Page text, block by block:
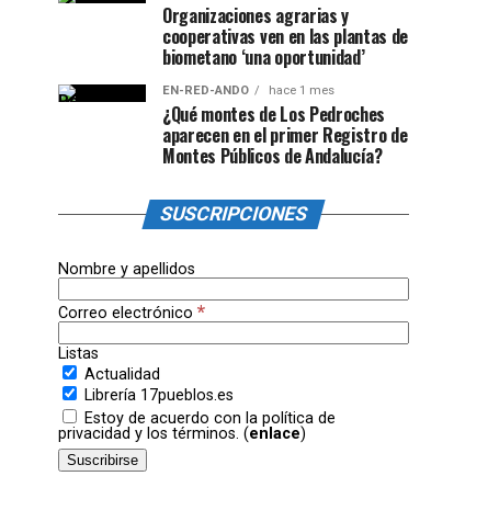
Organizaciones agrarias y
cooperativas ven en las plantas de
biometano ‘una oportunidad’
EN-RED-ANDO hace 1 mes
¿Qué montes de Los Pedroches
aparecen en el primer Registro de
Montes Públicos de Andalucía?
SUSCRIPCIONES
Nombre y apellidos
Correo electrónico *
Listas
Actualidad
Librería 17pueblos.es
Estoy de acuerdo con la política de
privacidad y los términos. (enlace)